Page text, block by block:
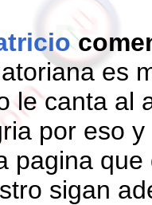
es
le canta al
por eso
pagina
sigan